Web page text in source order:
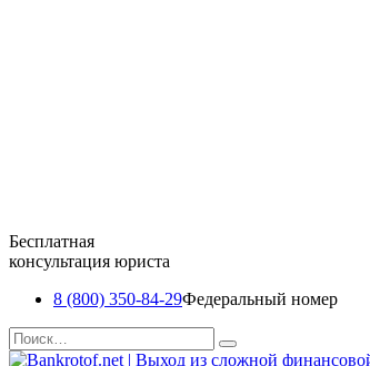
Бесплатная
консультация юриста
8 (800) 350-84-29Федеральный номер
Перейти
к
Search
for: